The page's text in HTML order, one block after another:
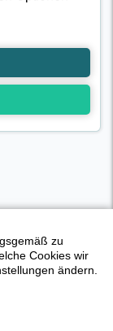
zu
Cookies wir
ändern.